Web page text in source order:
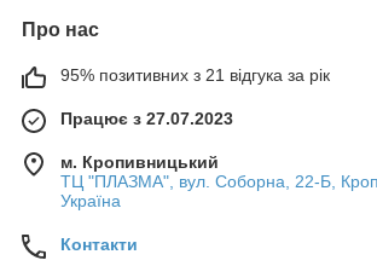
Про нас
95% позитивних з 21 відгука за рік
Працює з 27.07.2023
м. Кропивницький
ТЦ "ПЛАЗМА", вул. Соборна, 22-Б,
Україна
Контакти